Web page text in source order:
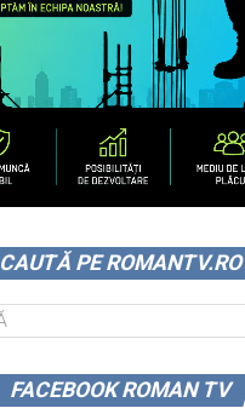
CAUTĂ PE ROMANTV.RO
FACEBOOK ROMAN TV